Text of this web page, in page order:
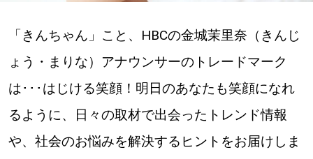
札幌
道北
道南
道東
「きんちゃん」こと、HBCの金城茉里奈（きんじ
ょう・まりな）アナウンサーのトレードマーク
は･･･はじける笑顔！明日のあなたも笑顔になれ
るように、日々の取材で出会ったトレンド情報
や、社会のお悩みを解決するヒントをお届けしま